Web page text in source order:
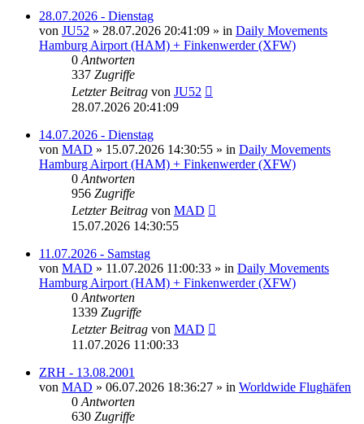
28.07.2026 - Dienstag
von JU52 » 28.07.2026 20:41:09 » in Daily Movements
Hamburg Airport (HAM) + Finkenwerder (XFW)
0 Antworten
337 Zugriffe
Letzter Beitrag von JU52
28.07.2026 20:41:09
14.07.2026 - Dienstag
von MAD » 15.07.2026 14:30:55 » in Daily Movements
Hamburg Airport (HAM) + Finkenwerder (XFW)
0 Antworten
956 Zugriffe
Letzter Beitrag von MAD
15.07.2026 14:30:55
11.07.2026 - Samstag
von MAD » 11.07.2026 11:00:33 » in Daily Movements
Hamburg Airport (HAM) + Finkenwerder (XFW)
0 Antworten
1339 Zugriffe
Letzter Beitrag von MAD
11.07.2026 11:00:33
ZRH - 13.08.2001
von MAD » 06.07.2026 18:36:27 » in Worldwide Flughäfen
0 Antworten
630 Zugriffe